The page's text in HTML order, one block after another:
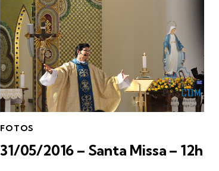
FOTOS
31/05/2016 – Santa Missa – 12h